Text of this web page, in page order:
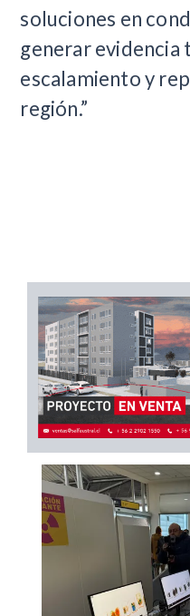
soluciones en
generar evidencia
escalamiento y
región.”